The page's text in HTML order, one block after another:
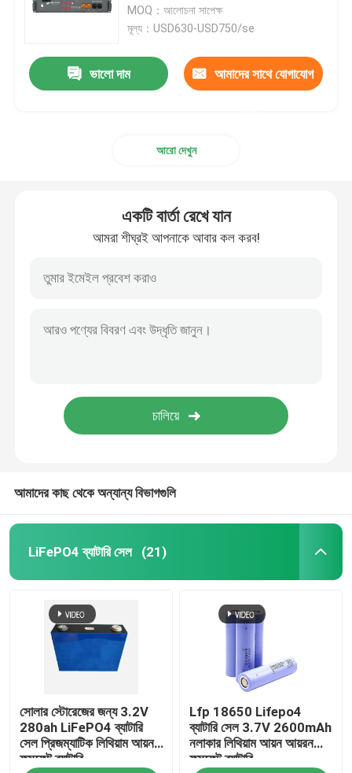
RV Lifepo4 ব্যাটারি
ইএসএস ব্যাটারি সিস্টেম
পোর্টেবল পাওয়ার স্টেশন
কাস্টম লিথিয়াম আয়ন ব্যাটারি
MOQ：আলোচনা সাপেক্ষ
মূল্য：USD630-USD750/se
ভালো দাম আমাদের সাথে যোগাযোগ
আরো দেখুন
একটি বার্তা রেখে যান
আমরা শীঘ্রই আপনাকে আবার কল করব!
আমাদের কাছ থেকে অন্যান্য বিভাগগুলি
LiFePO4 ব্যাটারি সেল (21)
সোলার স্টোরেজের জন্য 3.2V
280ah LiFePO4 ব্যাটারি
সেল প্রিজম্যাটিক লিথিয়াম আয়ন
ফসফেট ব্যাটারি
Lfp 18650 Lifepo4
ব্যাটারি সেল 3.7V 2600mAh
নলাকার লিথিয়াম আয়ন আয়রন
ফসফেট ব্যাটারি